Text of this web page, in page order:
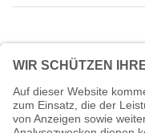
Sorry,Sylvio Bublik
Zurück zum